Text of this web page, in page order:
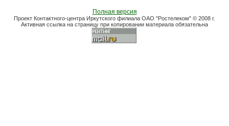
Полная версия
Проект Контактного-центра Иркутского филиала ОАО "Ростелеком" © 2008 г.
Активная ссылка на страницу при копировании материала обязательна